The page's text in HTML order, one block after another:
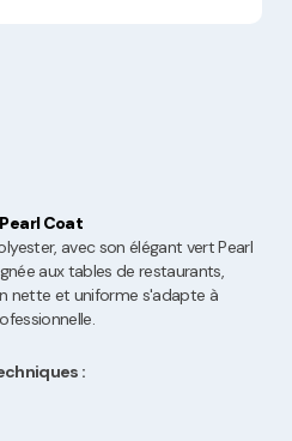
Coat
avec son élégant vert Pearl
aux tables de restaurants,
nette et uniforme s'adapte à
: